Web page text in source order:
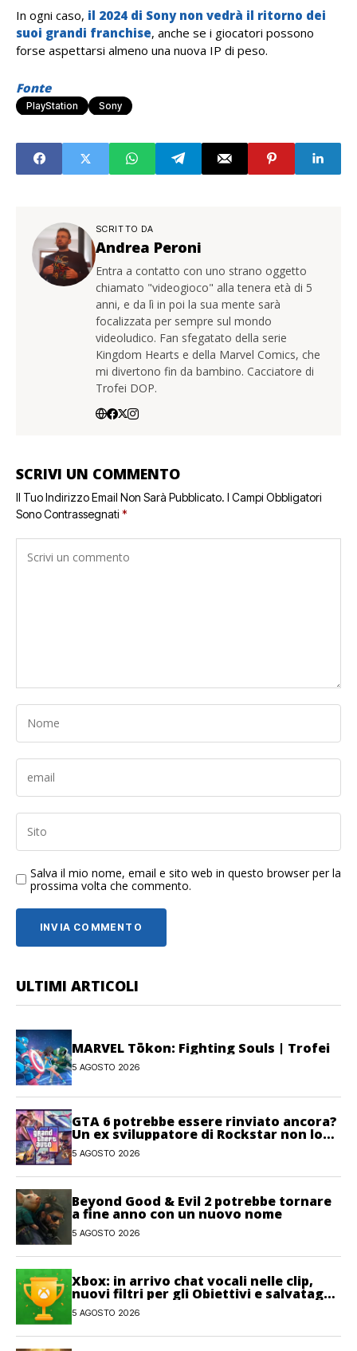
In ogni caso, il 2024 di Sony non vedrà il ritorno dei
suoi grandi franchise, anche se i giocatori possono
forse aspettarsi almeno una nuova IP di peso.
Fonte
PlayStation Sony
SCRITTO DA
Andrea Peroni
Entra a contatto con uno strano oggetto
chiamato "videogioco" alla tenera età di 5
anni, e da lì in poi la sua mente sarà
focalizzata per sempre sul mondo
videoludico. Fan sfegatato della serie
Kingdom Hearts e della Marvel Comics, che
mi divertono fin da bambino. Cacciatore di
Trofei DOP.
SCRIVI UN COMMENTO
Il Tuo Indirizzo Email Non Sarà Pubblicato. I Campi Obbligatori
Sono Contrassegnati *
Salva il mio nome, email e sito web in questo browser per la
prossima volta che commento.
ULTIMI ARTICOLI
MARVEL Tōkon: Fighting Souls | Trofei
5 AGOSTO 2026
GTA 6 potrebbe essere rinviato ancora?
Un ex sviluppatore di Rockstar non lo
esclude
5 AGOSTO 2026
Beyond Good & Evil 2 potrebbe tornare
a fine anno con un nuovo nome
5 AGOSTO 2026
Xbox: in arrivo chat vocali nelle clip,
nuovi filtri per gli Obiettivi e salvataggi
cloud recuperabili
5 AGOSTO 2026